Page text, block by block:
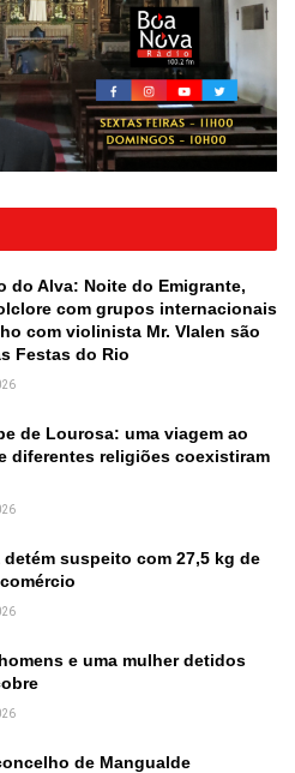
do Alva: Noite do Emigrante,
com grupos internacionais
com violinista Mr. Vlalen são
Festas do Rio
de Lourosa: uma viagem ao
diferentes religiões coexistiram
detém suspeito com 27,5 kg de
e uma mulher detidos
de Mangualde